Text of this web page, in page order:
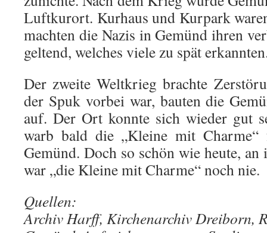
Luftkurort. Kurhaus und Kurpark
machten die Nazis in Gemünd ihren
geltend, welches viele zu spät
Der zweite Weltkrieg brachte
der Spuk vorbei war, bauten die
auf. Der Ort konnte sich wieder gut
warb bald die „Kleine mit
Gemünd. Doch so schön wie heute,
war „die Kleine mit Charme“ noch nie.
Quellen:
Archiv Harff, Kirchenarchiv Dreiborn,